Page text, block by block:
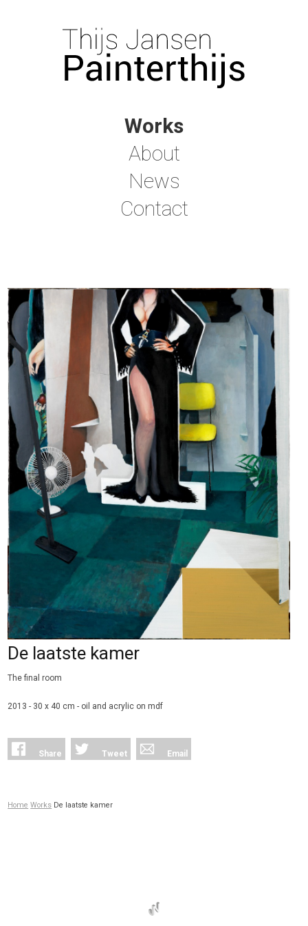
Works
About
News
Contact
De laatste kamer
The final room
2013 - 30 x 40 cm - oil and acrylic onmdf
Share Tweet Email
Home Works De laatste kamer